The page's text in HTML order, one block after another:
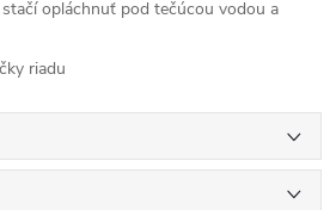
opláchnuť pod tečúcou vodou a
riadu